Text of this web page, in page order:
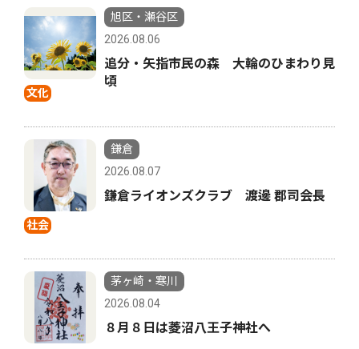
文化
旭区・瀬谷区
2026.08.06
追分・矢指市民の森 大輪のひまわり見
頃
社会
鎌倉
2026.08.07
鎌倉ライオンズクラブ 渡邊 郡司会長
茅ヶ崎・寒川
2026.08.04
８月８日は菱沼八王子神社へ